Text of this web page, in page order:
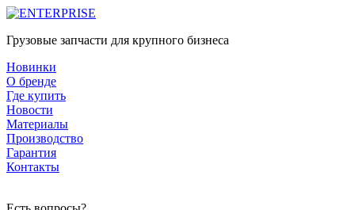
Грузовые запчасти для крупного бизнеса
Новинки
О бренде
Где купить
Новости
Материалы
Производство
Гарантия
Контакты